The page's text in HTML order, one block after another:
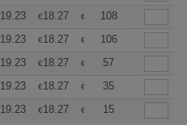
19.23 €18.27 € 17.78
108
19.23 €18.27 € 17.78
106
19.23 €18.27 € 17.78
57
19.23 €18.27 € 17.78
35
19.23 €18.27 € 17.78
15